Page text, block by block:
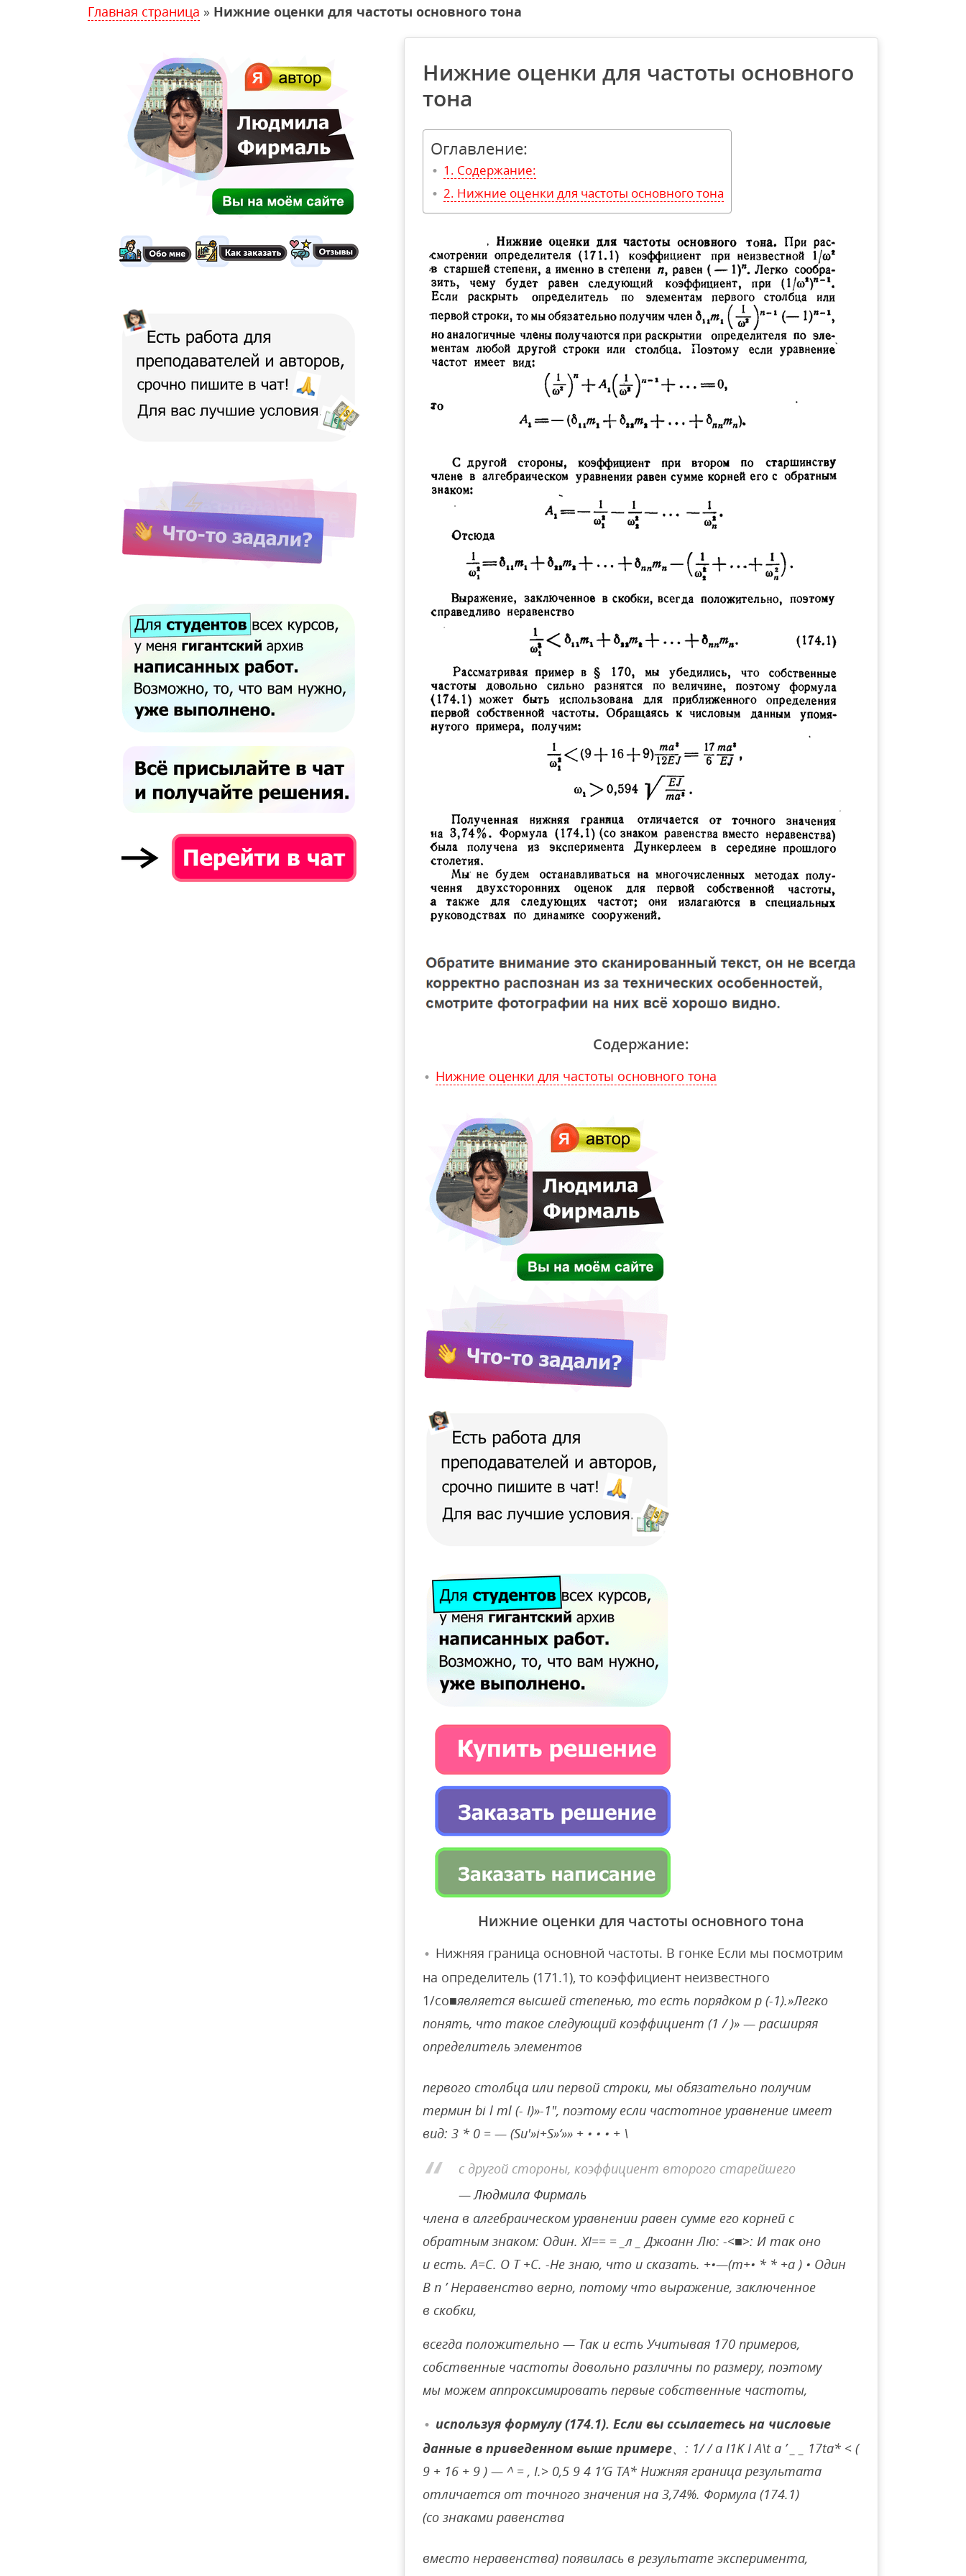
Главная страница » Нижние оценки для частоты основного тона
Нижние оценки для частоты основного
тона
Оглавление:
Содержание:
Нижние оценки для частоты основного тона
Содержание:
Нижние оценки для частоты основного тона
Нижние оценки для частоты основного тона
Нижняя граница основной частоты. В гонке Если мы посмотрим
на определитель (171.1), то коэффициент неизвестного
1/co■является высшей степенью, то есть порядком p (-1).»Легко
понять, что такое следующий коэффициент (1 / )» — расширяя
определитель элементов
первого столбца или первой строки, мы обязательно получим
термин bi l ml (- I)»-1″, поэтому если частотное уравнение имеет
вид: 3 * 0 = — (Su'»i+S»‘»» + • • • + \
с другой стороны, коэффициент второго старейшего
Людмила Фирмаль
члена в алгебраическом уравнении равен сумме его корней с
обратным знаком: Один. ХІ== = _л _ Джоанн Лю: -<■>: И так оно
и есть. А=С. О Т +С. -Не знаю, что и сказать. +•—(т+• * * +а ) • Один
В п ’ Неравенство верно, потому что выражение, заключенное
в скобки,
всегда положительно — Так и есть Учитывая 170 примеров,
собственные частоты довольно различны по размеру, поэтому
мы можем аппроксимировать первые собственные частоты,
используя формулу (174.1). Если вы ссылаетесь на числовые
данные в приведенном выше примере、: 1/ / a I1K I A\t a ’ _ _ 17ta* < (
9 + 16 + 9 ) — ^ = , I.> 0,5 9 4 1’G TA* Нижняя граница результата
отличается от точного значения на 3,74%. Формула (174.1)
(со знаками равенства
вместо неравенства) появилась в результате эксперимента,